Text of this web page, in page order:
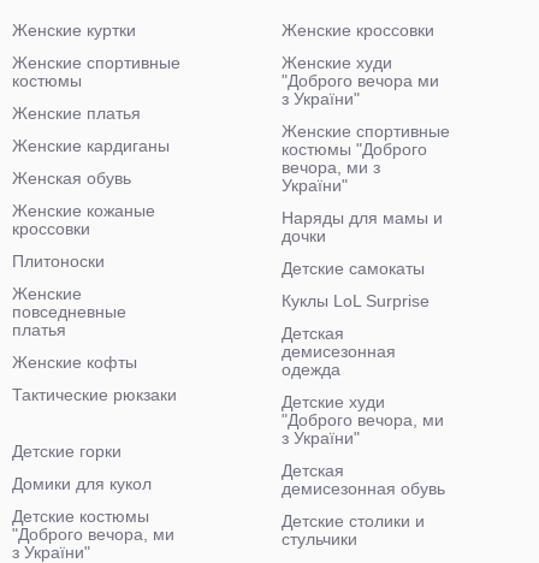
Женские куртки
Женские спортивные
костюмы
Женские платья
Женские кардиганы
Женская обувь
Женские кожаные
кроссовки
Плитоноски
Женские
повседневные
платья
Женские кофты
Тактические рюкзаки
Женские кроссовки
Женские худи
"Доброго вечора ми
з України"
Женские спортивные
костюмы "Доброго
вечора, ми з
України"
Наряды для мамы и
дочки
Детские самокаты
Куклы LoL Surprise
Детская
демисезонная
одежда
Детские худи
"Доброго вечора, ми
з України"
Детская
демисезонная обувь
Детские столики и
стульчики
Детские горки
Домики для кукол
Детские костюмы
"Доброго вечора, ми
з України"